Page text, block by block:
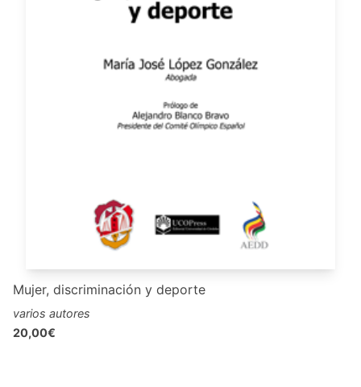
Mujer, discriminación y deporte
varios autores
20,00€